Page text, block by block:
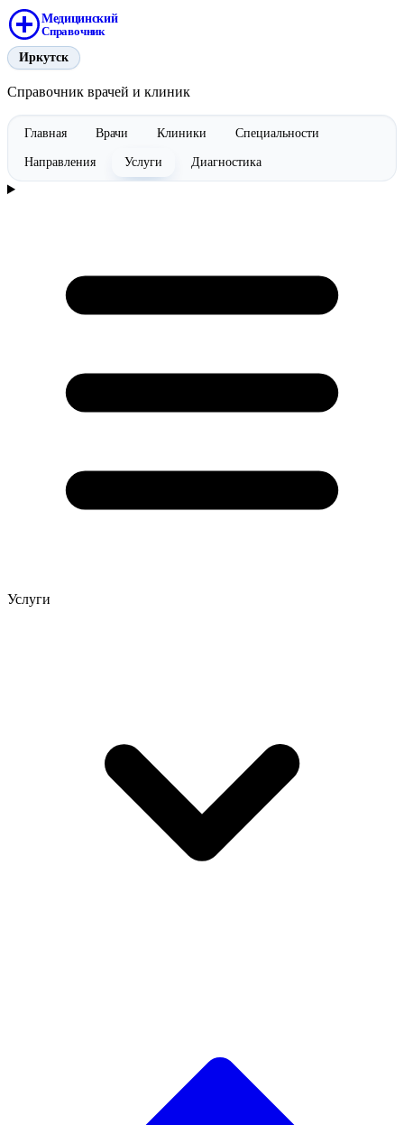
Медицинский
Справочник
Иркутск
Справочник врачей и клиник
Главная Врачи Клиники Специальности
Направления Услуги Диагностика
Услуги